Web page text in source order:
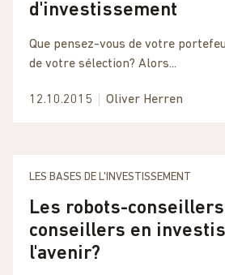
d'investissement
Que pensez-vous de votre
de votre sélection? Alors...
12.10.2015 Oliver Herren
LES BASES DE L'INVESTISSEMENT
Les robots-
conseillers en
l'avenir?